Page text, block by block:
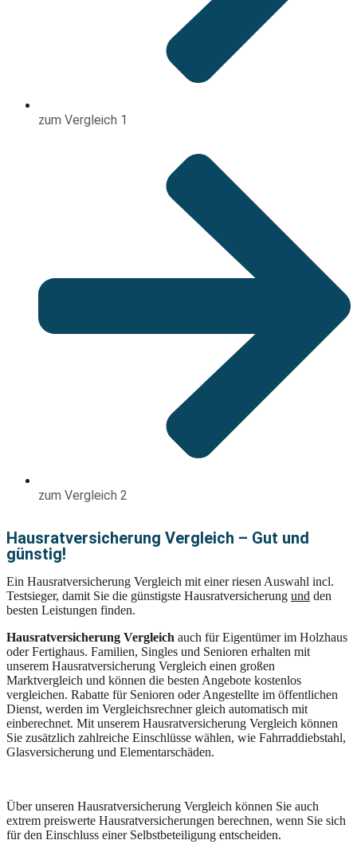
zum Vergleich 1
zum Vergleich 2
Hausratversicherung Vergleich – Gut und
günstig!
Ein Hausratversicherung Vergleich mit einer riesen Auswahl incl.
Testsieger, damit Sie die günstigste Hausratversicherung und den
besten Leistungen finden.
Hausratversicherung Vergleich auch für Eigentümer im Holzhaus
oder Fertighaus. Familien, Singles und Senioren erhalten mit
unserem Hausratversicherung Vergleich einen großen
Marktvergleich und können die besten Angebote kostenlos
vergleichen. Rabatte für Senioren oder Angestellte im öffentlichen
Dienst, werden im Vergleichsrechner gleich automatisch mit
einberechnet. Mit unserem Hausratversicherung Vergleich können
Sie zusätzlich zahlreiche Einschlüsse wählen, wie Fahrraddiebstahl,
Glasversicherung und Elementarschäden.
Über unseren Hausratversicherung Vergleich können Sie auch
extrem preiswerte Hausratversicherungen berechnen, wenn Sie sich
für den Einschluss einer Selbstbeteiligung entscheiden.